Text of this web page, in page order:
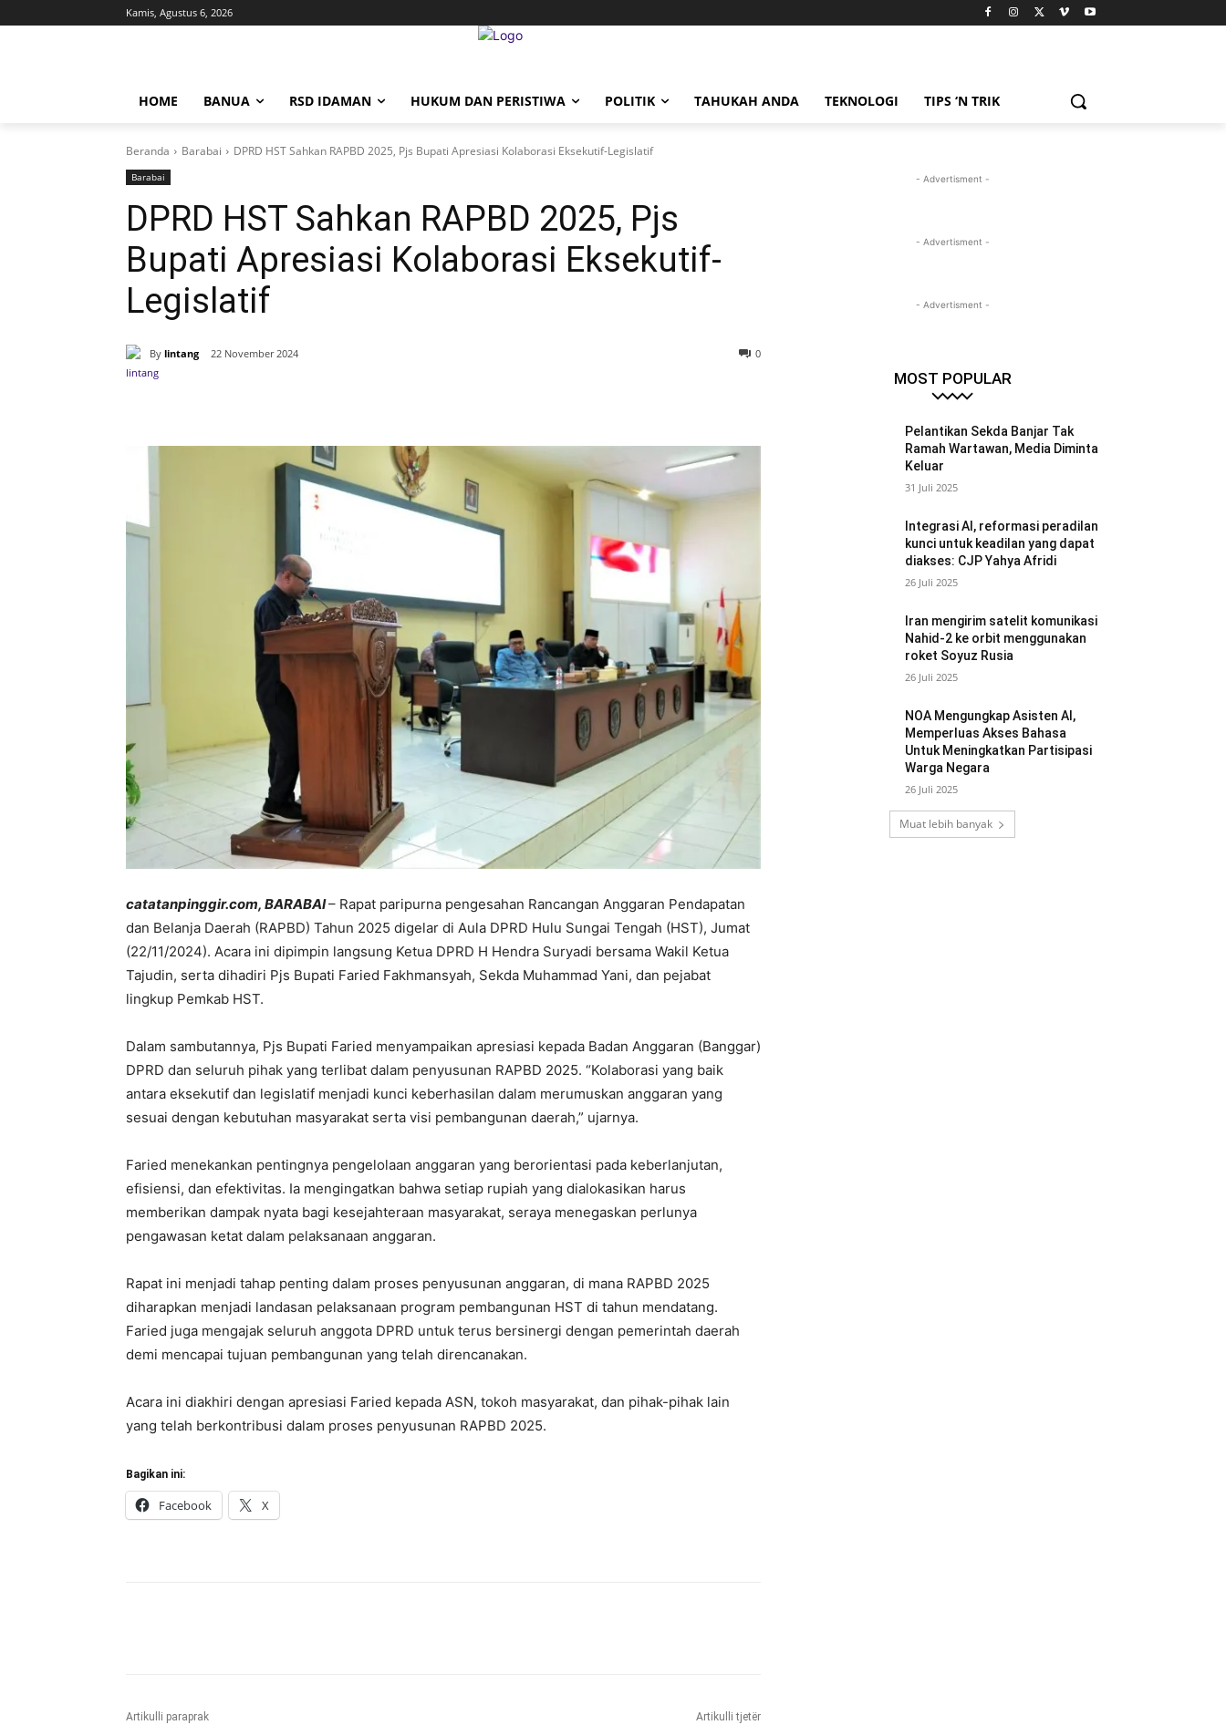
Kamis, Agustus 6, 2026
HOME BANUA RSD IDAMAN HUKUM DAN PERISTIWA POLITIK TAHUKAH ANDA TEKNOLOGI TIPS ‘N TRIK
Beranda Barabai DPRD HST Sahkan RAPBD 2025, Pjs Bupati Apresiasi Kolaborasi Eksekutif-Legislatif
Barabai
DPRD HST Sahkan RAPBD 2025, Pjs
Bupati Apresiasi Kolaborasi Eksekutif-
Legislatif
By lintang 22 November 2024 0
catatanpinggir.com, BARABAI– Rapat paripurna pengesahan Rancangan Anggaran Pendapatan
dan Belanja Daerah (RAPBD) Tahun 2025 digelar di Aula DPRD Hulu Sungai Tengah (HST), Jumat
(22/11/2024). Acara ini dipimpin langsung Ketua DPRD H Hendra Suryadi bersama Wakil Ketua
Tajudin, serta dihadiri Pjs Bupati Faried Fakhmansyah, Sekda Muhammad Yani, dan pejabat
lingkup Pemkab HST.
Dalam sambutannya, Pjs Bupati Faried menyampaikan apresiasi kepada Badan Anggaran (Banggar)
DPRD dan seluruh pihak yang terlibat dalam penyusunan RAPBD 2025. “Kolaborasi yang baik
antara eksekutif dan legislatif menjadi kunci keberhasilan dalam merumuskan anggaran yang
sesuai dengan kebutuhan masyarakat serta visi pembangunan daerah,” ujarnya.
Faried menekankan pentingnya pengelolaan anggaran yang berorientasi pada keberlanjutan,
efisiensi, dan efektivitas. Ia mengingatkan bahwa setiap rupiah yang dialokasikan harus
memberikan dampak nyata bagi kesejahteraan masyarakat, seraya menegaskan perlunya
pengawasan ketat dalam pelaksanaan anggaran.
Rapat ini menjadi tahap penting dalam proses penyusunan anggaran, di mana RAPBD 2025
diharapkan menjadi landasan pelaksanaan program pembangunan HST di tahun mendatang.
Faried juga mengajak seluruh anggota DPRD untuk terus bersinergi dengan pemerintah daerah
demi mencapai tujuan pembangunan yang telah direncanakan.
Acara ini diakhiri dengan apresiasi Faried kepada ASN, tokoh masyarakat, dan pihak-pihak lain
yang telah berkontribusi dalam proses penyusunan RAPBD 2025.
Bagikan ini:
Facebook X
Artikulli paraprak Artikulli tjetër
- Advertisment -
- Advertisment -
- Advertisment -
MOST POPULAR
Pelantikan Sekda Banjar Tak
Ramah Wartawan, Media Diminta
Keluar
31 Juli 2025
Integrasi AI, reformasi peradilan
kunci untuk keadilan yang dapat
diakses: CJP Yahya Afridi
26 Juli 2025
Iran mengirim satelit komunikasi
Nahid-2 ke orbit menggunakan
roket Soyuz Rusia
26 Juli 2025
NOA Mengungkap Asisten AI,
Memperluas Akses Bahasa
Untuk Meningkatkan Partisipasi
Warga Negara
26 Juli 2025
Muat lebih banyak